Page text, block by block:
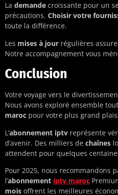
La demande croissante pour un
précautions. Choisir votre
toute la différence.
Les mises à jour régulières
Notre accompagnement vous
Conclusion
Votre voyage vers le
Nous avons exploré ensemble
maroc pour votre plus grand
L’abonnement iptv représente
d’avenir. Des milliers de chaînes
attendent pour quelques
Pour 2025, nous recommandons
l’abonnement iptv maroc
mois offrent les meilleures